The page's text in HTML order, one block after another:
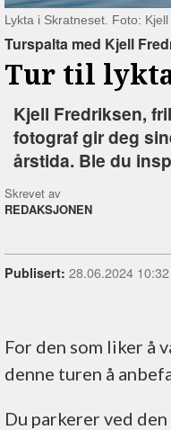
Lykta i Skratneset. Foto:
Turspalta med Kjell
Tur til
Kjell Fredriksen,
fotograf gir deg
årstida. Ble du
Skrevet av
REDAKSJONEN
Publisert: 28.06.2024 10:32
For den som liker å
denne turen å
Du parkerer ved